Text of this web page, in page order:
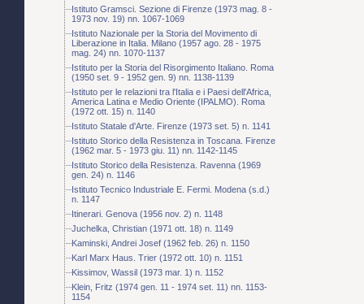
Istituto Gramsci. Sezione di Firenze (1973 mag. 8 -
1973 nov. 19) nn. 1067-1069
Istituto Nazionale per la Storia del Movimento di
Liberazione in Italia. Milano (1957 ago. 28 - 1975
mag. 24) nn. 1070-1137
Istituto per la Storia del Risorgimento Italiano. Roma
(1950 set. 9 - 1952 gen. 9) nn. 1138-1139
Istituto per le relazioni tra l'Italia e i Paesi dell'Africa,
America Latina e Medio Oriente (IPALMO). Roma
(1972 ott. 15) n. 1140
Istituto Statale d'Arte. Firenze (1973 set. 5) n. 1141
Istituto Storico della Resistenza in Toscana. Firenze
(1962 mar. 5 - 1973 giu. 11) nn. 1142-1145
Istituto Storico della Resistenza. Ravenna (1969
gen. 24) n. 1146
Istituto Tecnico Industriale E. Fermi. Modena (s.d.)
n. 1147
Itinerari. Genova (1956 nov. 2) n. 1148
Juchelka, Christian (1971 ott. 18) n. 1149
Kaminski, Andrei Josef (1962 feb. 26) n. 1150
Karl Marx Haus. Trier (1972 ott. 10) n. 1151
Kissimov, Wassil (1973 mar. 1) n. 1152
Klein, Fritz (1974 gen. 11 - 1974 set. 11) nn. 1153-
1154